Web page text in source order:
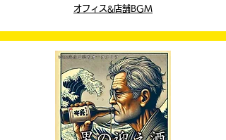
オフィス&店舗BGM